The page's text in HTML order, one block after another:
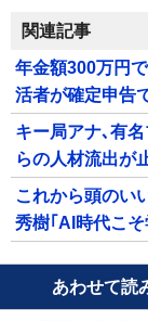
関連記事
年金額300万円
活者が確定申告
キー局アナ､有
らの人材流出が
これから頭のい
秀樹｢AI時代こ
あわせて読